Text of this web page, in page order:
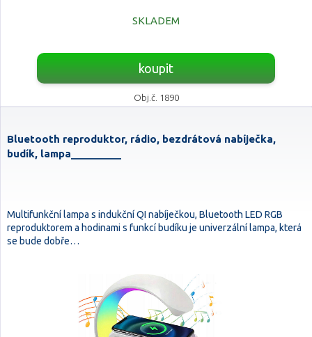
SKLADEM
koupit
Obj.č. 1890
Bluetooth reproduktor, rádio, bezdrátová nabíječka,
budík, lampa_________
Multifunkční lampa s indukční QI nabíječkou, Bluetooth LED RGB
reproduktorem a hodinami s funkcí budíku je univerzální lampa, která
se bude dobře…